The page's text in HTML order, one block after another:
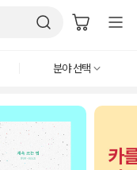
분야 선택